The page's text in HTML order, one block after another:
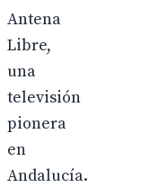
Antena
Libre,
una
televisión
pionera
en
Andalucía.